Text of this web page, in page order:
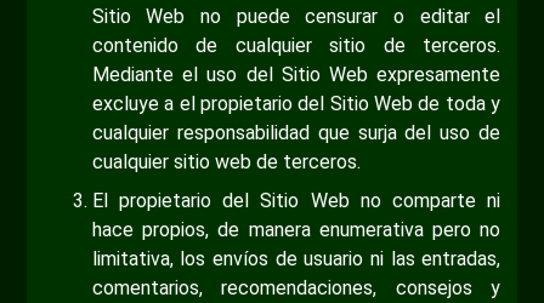
Sitio Web no puede censurar o editar el
contenido de cualquier sitio de terceros.
Mediante el uso del Sitio Web expresamente
excluye a el propietario del Sitio Web de toda y
cualquier responsabilidad que surja del uso de
cualquier sitio web de terceros.
El propietario del Sitio Web no comparte ni
hace propios, de manera enumerativa pero no
limitativa, los envíos de usuario ni las entradas,
comentarios, recomendaciones, consejos y